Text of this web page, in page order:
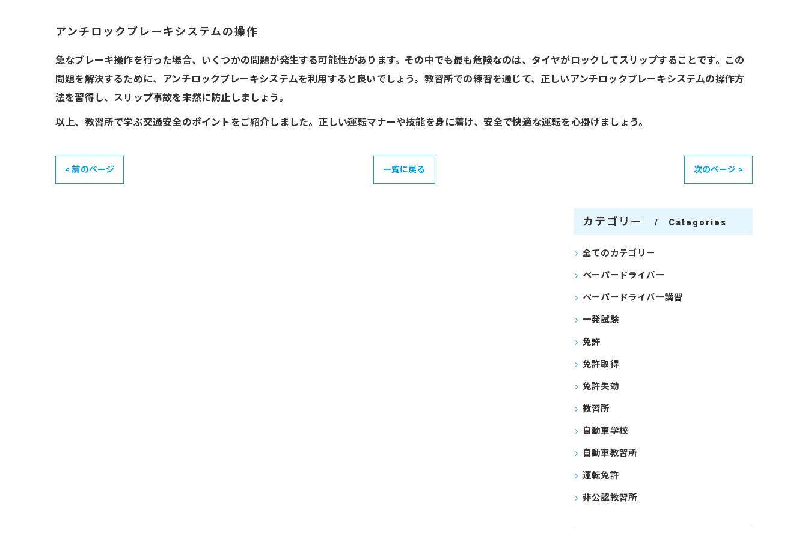
アンチロックブレーキシステムの操作
急なブレーキ操作を行った場合、いくつかの問題が発生する可能性があります。その中でも最も危険なのは、タイヤがロックしてスリップすることです。この
問題を解決するために、アンチロックブレーキシステムを利用すると良いでしょう。教習所での練習を通じて、正しいアンチロックブレーキシステムの操作方
法を習得し、スリップ事故を未然に防止しましょう。
以上、教習所で学ぶ交通安全のポイントをご紹介しました。正しい運転マナーや技能を身に着け、安全で快適な運転を心掛けましょう。
< 前のページ 一覧に戻る 次のページ >
カテゴリー Categories
全てのカテゴリー
ペーパードライバー
ペーパードライバー講習
一発試験
免許
免許取得
免許失効
教習所
自動車学校
自動車教習所
運転免許
非公認教習所